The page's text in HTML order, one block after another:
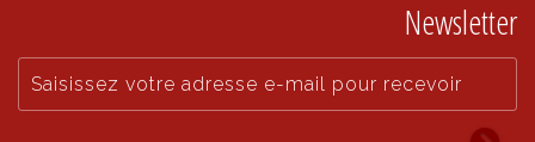
Newsletter